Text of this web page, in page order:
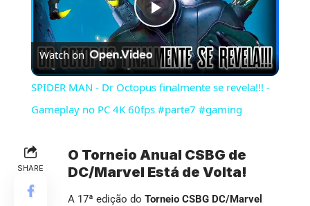
Play
Video
Watch on
SPIDER MAN - Dr Octopus finalmente se revela!!! -
Gameplay no PC 4K 60fps #parte7 #gaming
SHARE
O Torneio Anual CSBG de
DC/Marvel Está de Volta!
A 17ª edição do Torneio CSBG DC/Marvel